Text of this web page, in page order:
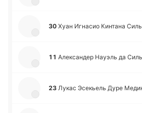
30 Хуан Игна­сио Ки­нта­на
11 Але­кса­ндер Науэль да
23 Лукас Эсе­кьель Дуре